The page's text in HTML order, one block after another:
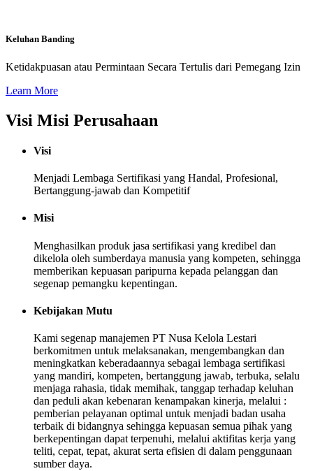
Keluhan Banding
Ketidakpuasan atau Permintaan Secara Tertulis dari Pemegang Izin
Learn More
Visi Misi Perusahaan
Visi
Menjadi Lembaga Sertifikasi yang Handal, Profesional,
Bertanggung-jawab dan Kompetitif
Misi
Menghasilkan produk jasa sertifikasi yang kredibel dan
dikelola oleh sumberdaya manusia yang kompeten, sehingga
memberikan kepuasan paripurna kepada pelanggan dan
segenap pemangku kepentingan.
Kebijakan Mutu
Kami segenap manajemen PT Nusa Kelola Lestari
berkomitmen untuk melaksanakan, mengembangkan dan
meningkatkan keberadaannya sebagai lembaga sertifikasi
yang mandiri, kompeten, bertanggung jawab, terbuka, selalu
menjaga rahasia, tidak memihak, tanggap terhadap keluhan
dan peduli akan kebenaran kenampakan kinerja, melalui :
pemberian pelayanan optimal untuk menjadi badan usaha
terbaik di bidangnya sehingga kepuasan semua pihak yang
berkepentingan dapat terpenuhi, melalui aktifitas kerja yang
teliti, cepat, tepat, akurat serta efisien di dalam penggunaan
sumber daya.